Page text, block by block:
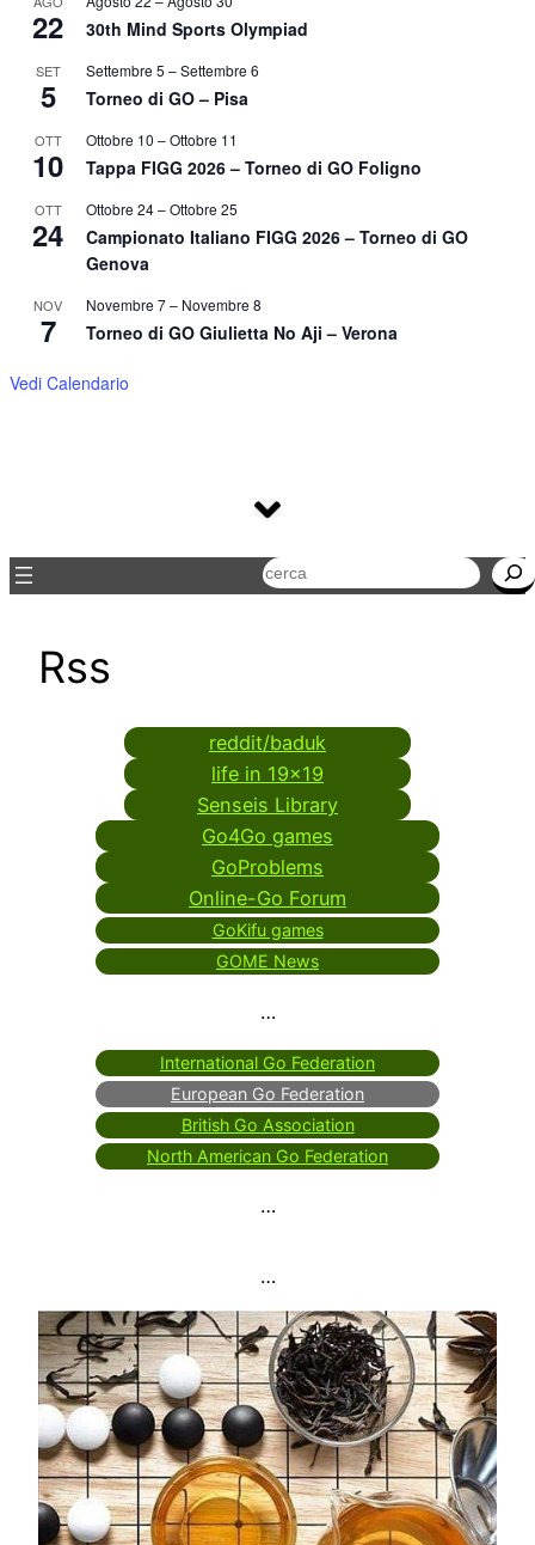
22 30th Mind Sports Olympiad
SET
5
Settembre 5 –Settembre 6
Torneo di GO – Pisa
OTT
10
Ottobre 10 –Ottobre 11
Tappa FIGG 2026 – Torneo di GO Foligno
OTT
24
Ottobre 24–Ottobre 25
Campionato Italiano FIGG 2026 – Torneo di GO
Genova
NOV
7
Novembre 7– Novembre 8
Torneo di GO Giulietta No Aji – Verona
Vedi Calendario
Cerca
Rss
reddit/baduk
life in 19×19
Senseis Library
Go4Go games
GoProblems
Online-Go Forum
GoKifu games
GOME News
…
International Go Federation
European Go Federation
British Go Association
North American Go Federation
…
…